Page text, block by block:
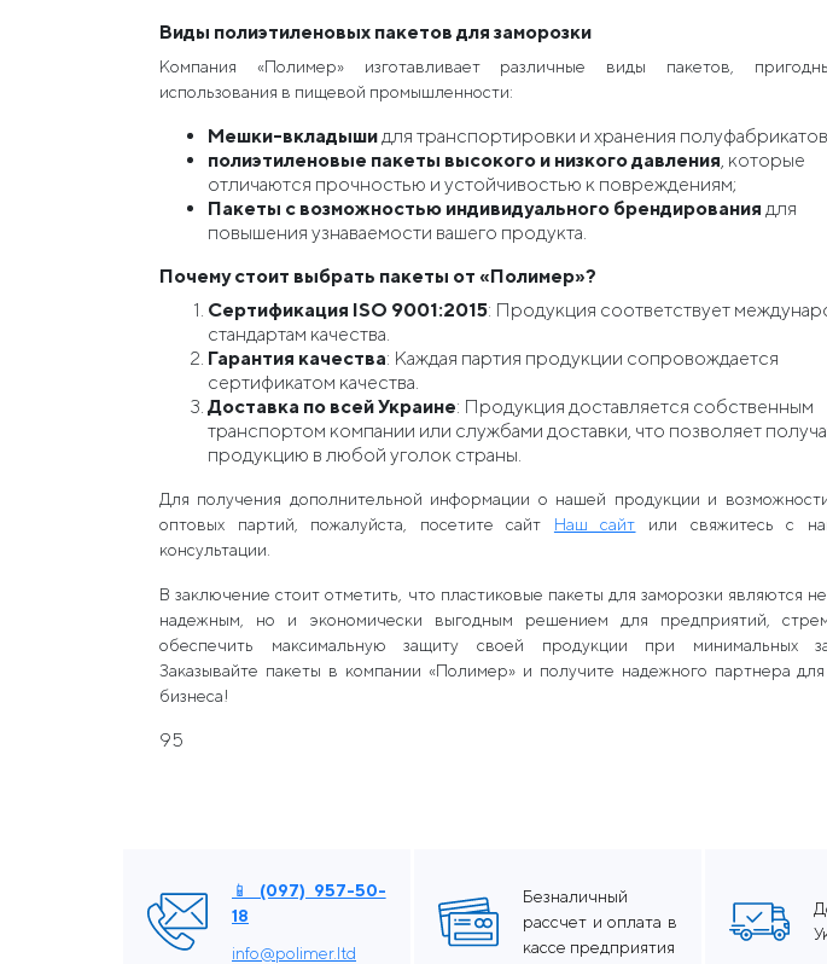
Виды полиэтиленовых пакетов для заморозки
Компания «Полимер» изготавливает различные виды пакетов,
использования в пищевой промышленности:
Мешки-вкладышидля транспортировки и хранения
полиэтиленовые пакеты высокого и низкого давления, которые
отличаются прочностью и устойчивостью к повреждениям;
Пакеты с возможностью индивидуального брендирования для
повышения узнаваемости вашего продукта.
Почему стоит выбрать пакеты от «Полимер»?
Сертификация ISO 9001:2015: Продукция соответствует
стандартам качества.
Гарантия качества: Каждая партия продукции сопровождается
сертификатом качества.
Доставка по всей Украине: Продукция доставляется собственным
транспортом компании или службами доставки, что позволяет
продукцию в любой уголок страны.
Для получения дополнительной информации о нашей продукции и возможности
оптовых партий, пожалуйста, посетите сайт Наш сайт или свяжитесь с
консультации.
В заключение стоит отметить, что пластиковые пакеты для заморозки являются
надежным, но и экономически выгодным решением для предприятий,
обеспечить максимальную защиту своей продукции при минимальных
Заказывайте пакеты в компании «Полимер» и получите надежного партнера для
бизнеса!
95
📱 (097) 957-50-
18
info@polimer.ltd
Безналичный
рассчет и оплата в
кассе предприятия